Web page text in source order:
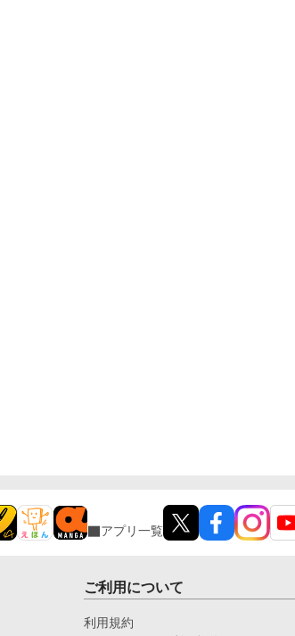
アプリ一覧
ご利用について
利用規約